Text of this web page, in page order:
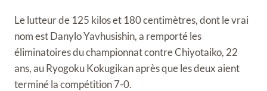
Le lutteur de 125 kilos et 180 centimètres, dont le vrai
nom est Danylo Yavhusishin, a remporté les
éliminatoires du championnat contre Chiyotaiko, 22
ans, au Ryogoku Kokugikan après que les deux aient
terminé la compétition 7-0.